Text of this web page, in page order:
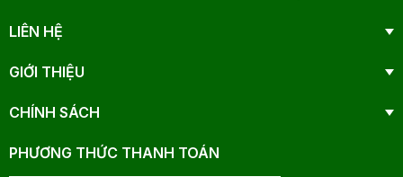
LIÊN HỆ
GIỚI THIỆU
CHÍNH SÁCH
PHƯƠNG THỨC THANH TOÁN